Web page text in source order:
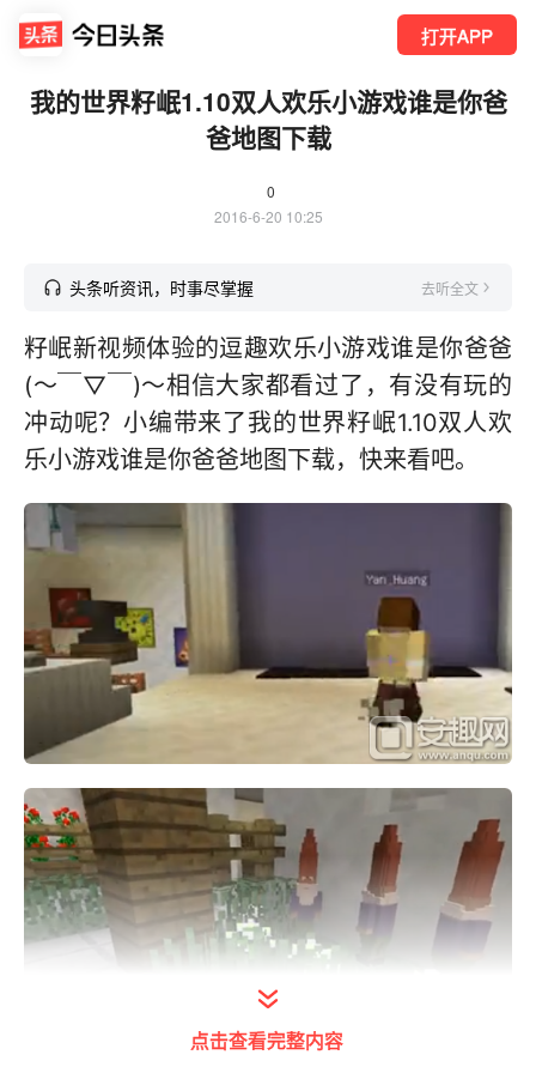
打开APP
我的世界籽岷1.10双人欢乐小游戏谁是你爸
爸地图下载
0
2016-6-20 10:25
头条听资讯，时事尽掌握 去听全文
籽岷新视频体验的逗趣欢乐小游戏谁是你爸爸
(～￣▽￣)～相信大家都看过了，有没有玩的
冲动呢？小编带来了我的世界籽岷1.10双人欢
乐小游戏谁是你爸爸地图下载，快来看吧。
点击查看完整内容